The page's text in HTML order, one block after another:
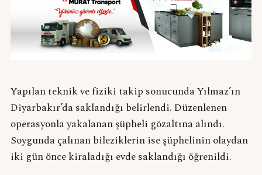
Yapılan teknik ve fiziki takip sonucunda Yılmaz’ın
Diyarbakır’da saklandığı belirlendi. Düzenlenen
operasyonla yakalanan şüpheli gözaltına alındı.
Soygunda çalınan bileziklerin ise şüphelinin olaydan
iki gün önce kiraladığı evde saklandığı öğrenildi.